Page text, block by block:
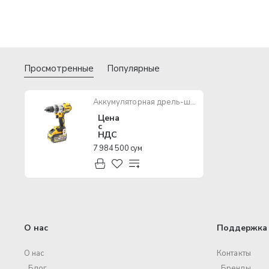
Просмотренные Популярные
Аккумуляторная дрель-шуруповерт DEWALT DCD991T2
Цена
с
НДС
7 984 500 сум
О нас
О нас
Поддержка
Контакты